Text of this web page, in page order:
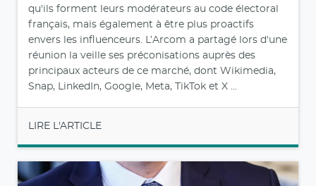
qu'ils forment leurs modérateurs au code électoral
français, mais également à être plus proactifs
envers les influenceurs. L’Arcom a partagé lors d'une
réunion la veille ses préconisations auprès des
principaux acteurs de ce marché, dont Wikimedia,
Snap, LinkedIn, Google, Meta, TikTok et X ...
LIRE L'ARTICLE